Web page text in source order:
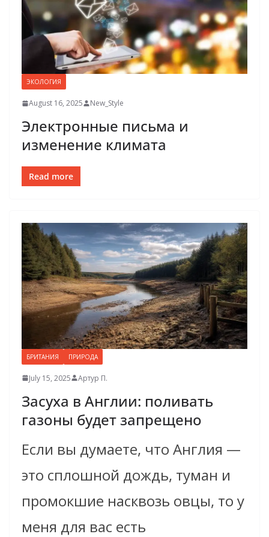
ЭКОЛОГИЯ
August 16, 2025 New_Style
Электронные письма и
изменение климата
Read more
БРИТАНИЯ ПРИРОДА
July 15, 2025 Артур П.
Засуха в Англии: поливать
газоны будет запрещено
Если вы думаете, что Англия —
это сплошной дождь, туман и
промокшие насквозь овцы, то у
меня для вас есть